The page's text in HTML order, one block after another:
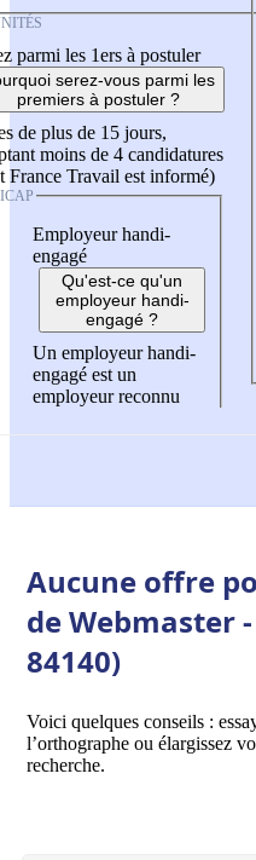
parmi les 1ers à postuler
serez-vous parmi les
premiers à postuler ?
de plus de 15 jours,
moins de 4 candidatures
France Travail est informé)
Employeur handi-
engagé
Qu'est-ce qu'un
employeur handi-
engagé ?
Un employeur handi-
engagé est un
employeur reconnu
Aucune offre
de Webmaster
84140)
Voici quelques conseils :
l’orthographe ou élargissez
recherche.